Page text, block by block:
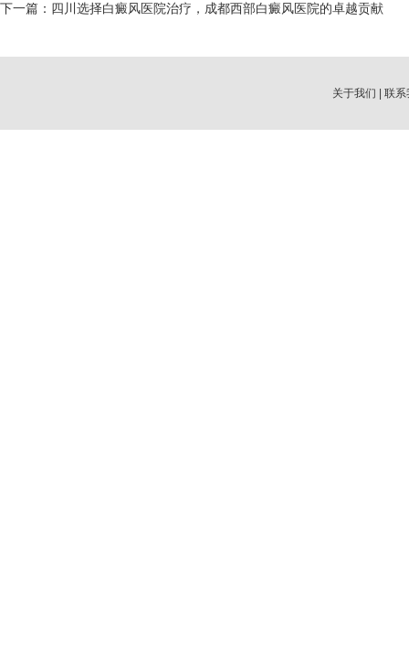
下一篇： 四川选择白癜风医院治疗，成都西部白癜风医院的卓越贡献
关于我们 联系